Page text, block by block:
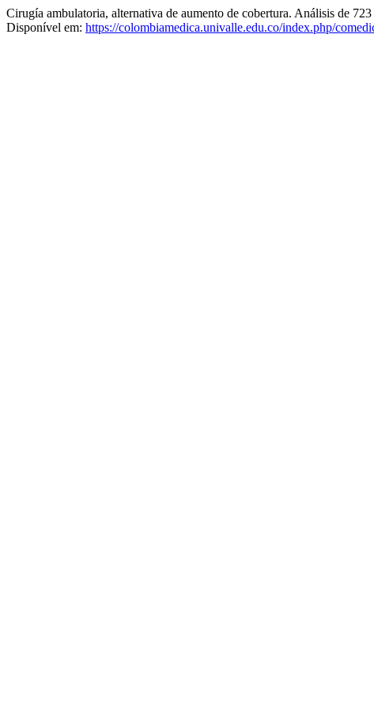
Cirugía ambulatoria, alternativa de aumento de cobertura. Análisis de
Disponível em: https://colombiamedica.univalle.edu.co/index.php/